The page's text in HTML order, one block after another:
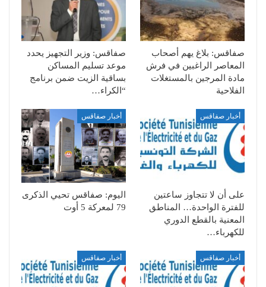
صفاقس: بلاغ يهم أصحاب
المعاصر الراغبين في فرش
مادة المرجين بالمستغلات
الفلاحية
صفاقس: وزير التجهيز يحدد
موعد تسليم المساكن
بساقية الزيت ضمن برنامج
“الكراء…
أخبار صفاقس
على أن لا تتجاوز ساعتين
للفترة الواحدة… المناطق
المعنية بالقطع الدوري
للكهرباء…
أخبار صفاقس
اليوم: صفاقس تحيي الذكرى
79 لمعركة 5 أوت
أخبار صفاقس أخبار صفاقس